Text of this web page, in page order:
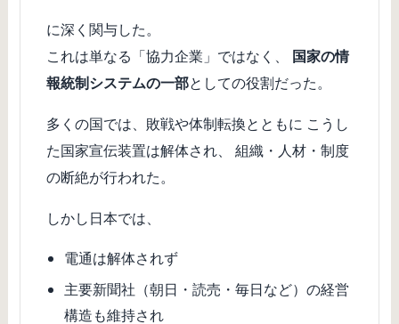
に深く関与した。
これは単なる「協力企業」ではなく、 国家の情
報統制システムの一部としての役割だった。
多くの国では、敗戦や体制転換とともに こうし
た国家宣伝装置は解体され、 組織・人材・制度
の断絶が行われた。
しかし日本では、
電通は解体されず
主要新聞社（朝日・読売・毎日など）の経営
構造も維持され